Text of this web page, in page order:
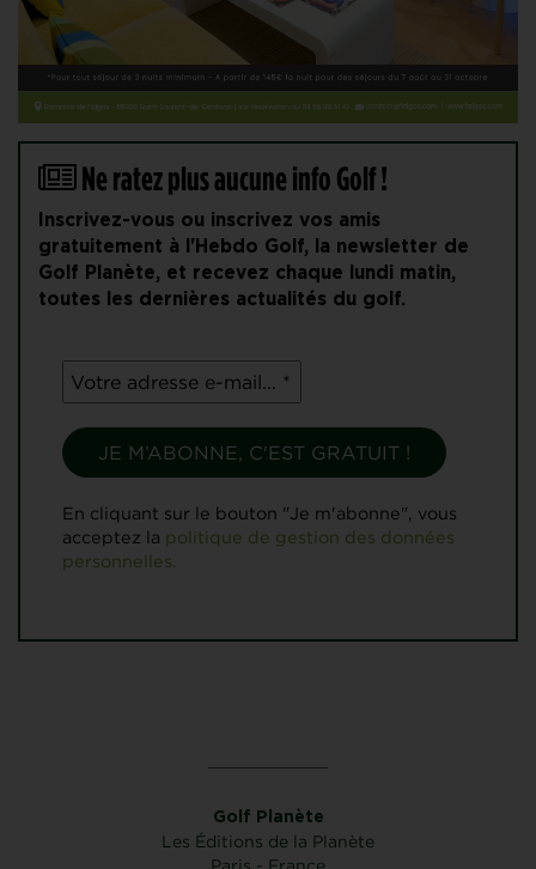
Ne ratez plus aucune info Golf !
Inscrivez-vous ou inscrivez vos amis
gratuitement à l'Hebdo Golf, la newsletter de
Golf Planète, et recevez chaque lundi matin,
toutes les dernières actualités du golf.
En cliquant sur le bouton "Je m'abonne", vous
acceptez la politique de gestion des données
personnelles.
Golf Planète
Les Éditions de la Planète
Paris - France